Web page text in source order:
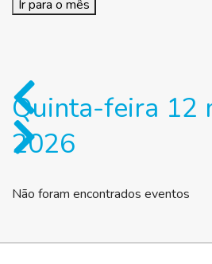
Ir para o mês
Quinta-feira 12
2026
Não foram encontrados eventos